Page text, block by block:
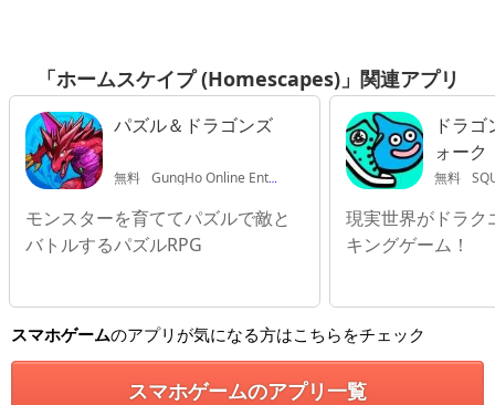
「ホームスケイプ (Homescapes)」関連アプリ
パズル＆ドラゴンズ
無料 GungHo Online Entertainment, INC.
モンスターを育ててパズルで敵と
バトルするパズルRPG
ドラ
ォーク
無料
現実世界がドラク
キングゲーム！
スマホゲームのアプリが気になる方はこちらをチェック
スマホゲームのアプリ一覧